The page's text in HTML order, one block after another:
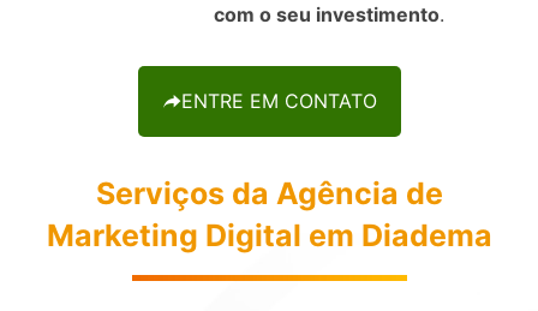
com o seu investimento.
ENTRE EM CONTATO
Serviços da Agência de
Marketing Digital em Diadema